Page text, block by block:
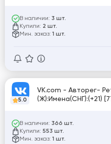
В наличии: 3 шт.
Купили: 2 шт.
Мин. заказ: 1 шт.
5.0
VK.com - Авторег-
(Ж):Имена(СНГ):(+21)
В наличии: 366 шт.
Купили: 553 шт.
Мин. заказ: 1 шт.